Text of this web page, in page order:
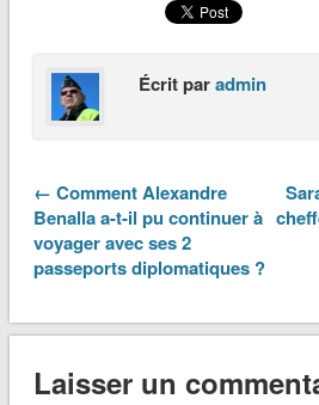
Écrit paradmin
← Comment Alexandre
Benalla a-t-il pu continuer à
voyager avec ses 2
passeports diplomatiques ?
Laisser un